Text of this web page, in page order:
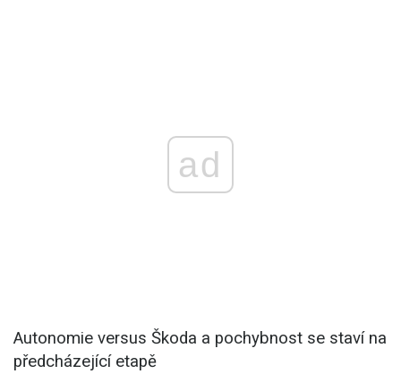
ad
Autonomie versus Škoda a pochybnost se staví na
předcházející etapě